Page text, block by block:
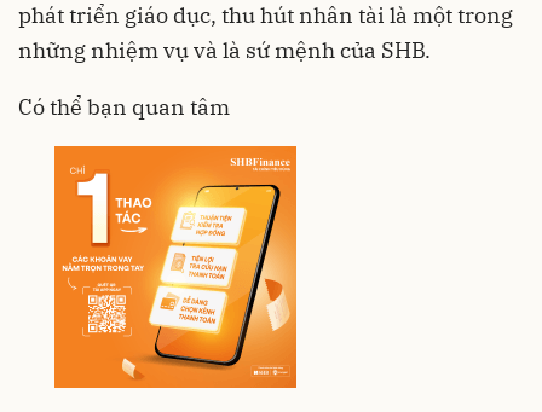
phát triển giáo dục, thu hút nhân tài là một trong
những nhiệm vụ và là sứ mệnh của SHB.
Có thể bạn quan tâm